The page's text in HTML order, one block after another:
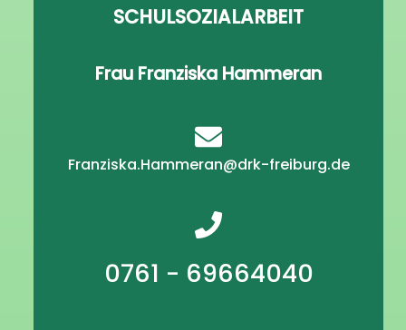
SCHULSOZIALARBEIT
Frau Franziska Hammeran
Franziska.Hammeran@drk-freiburg.de
0761 - 69664040